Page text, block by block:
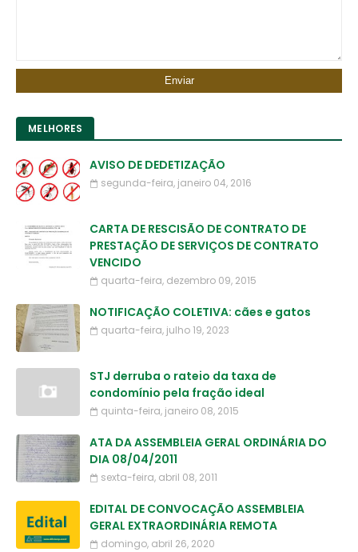
MELHORES
AVISO DE DEDETIZAÇÃO
segunda-feira, janeiro 04, 2016
CARTA DE RESCISÃO DE CONTRATO DE
PRESTAÇÃO DE SERVIÇOS DE CONTRATO
VENCIDO
quarta-feira, dezembro 09, 2015
NOTIFICAÇÃO COLETIVA: cães e gatos
quarta-feira, julho 19, 2023
STJ derruba o rateio da taxa de
condomínio pela fração ideal
quinta-feira, janeiro 08, 2015
ATA DA ASSEMBLEIA GERAL ORDINÁRIA DO
DIA 08/04/2011
sexta-feira, abril 08, 2011
EDITAL DE CONVOCAÇÃO ASSEMBLEIA
GERAL EXTRAORDINÁRIA REMOTA
domingo, abril 26, 2020